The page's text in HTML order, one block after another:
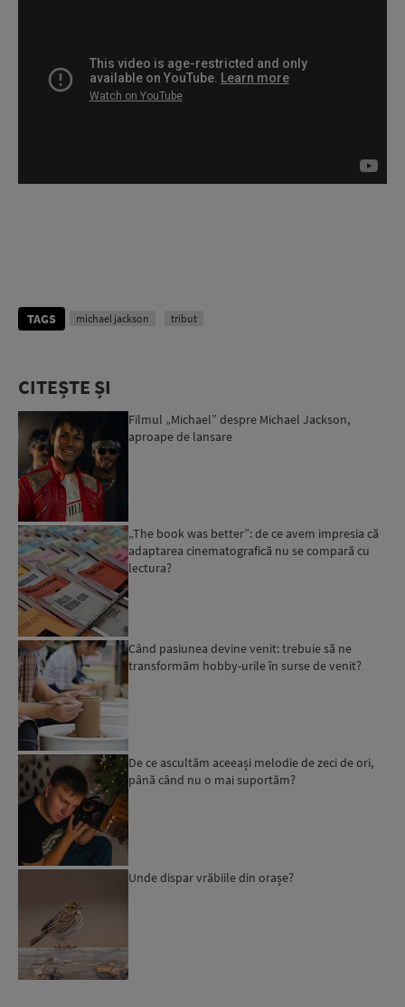
TAGS michael jackson tribut
CITEȘTE ȘI
Filmul „Michael” despre Michael Jackson,
aproape de lansare
„The book was better”: de ce avem impresia că
adaptarea cinematografică nu se compară cu
lectura?
Când pasiunea devine venit: trebuie să ne
transformăm hobby-urile în surse de venit?
De ce ascultăm aceeași melodie de zeci de ori,
până când nu o mai suportăm?
Unde dispar vrăbiile din orașe?